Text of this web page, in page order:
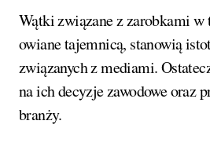
Wątki związane z zarobkami w
owiane tajemnicą, stanowią
związanych z mediami.
na ich decyzje zawodowe oraz
branży.